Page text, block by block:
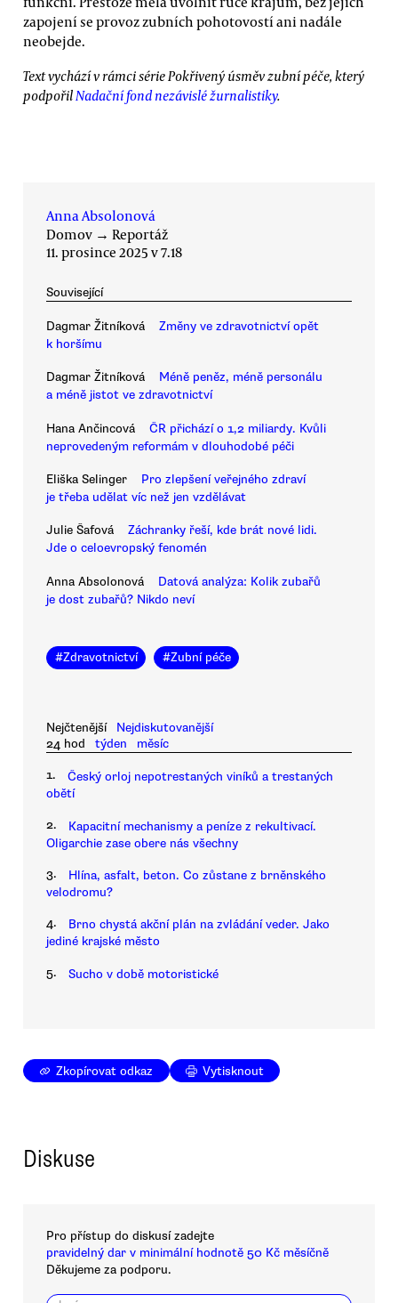
zapojení se provoz zubních pohotovostí ani nadále
neobejde.
Text vychází v rámci série Pokřivený úsměv zubní péče, který
podpořilNadační fond nezávislé žurnalistiky.
Anna Absolonová
Domov → Reportáž
11. prosince 2025 v 7.18
Související
Dagmar Žitníková
Změny ve zdravotnictví opět
k horšímu
Dagmar Žitníková
Méně peněz, méně personálu
a méně jistot ve zdravotnictví
Hana Ančincová
ČR přichází o 1,2 miliardy. Kvůli
neprovedeným reformám v dlouhodobé péči
Eliška Selinger
Pro zlepšení veřejného zdraví
je třeba udělat víc než jen vzdělávat
Julie Šafová
Záchranky řeší, kde brát nové lidi.
Jde o celoevropský fenomén
Anna Absolonová
Datová analýza: Kolik zubařů
je dost zubařů? Nikdo neví
#Zdravotnictví #Zubní péče
Nejčtenější
Nejdiskutovanější
24 hod
týden měsíc
1.
Český orloj nepotrestaných viníků a trestaných
obětí
2.
Kapacitní mechanismy a peníze z rekultivací.
Oligarchie zase obere nás všechny
3.
Hlína, asfalt, beton. Co zůstane z brněnského
velodromu?
4.
Brno chystá akční plán na zvládání veder. Jako
jediné krajské město
5. Sucho v době motoristické
Zkopírovat odkaz Vytisknout
Diskuse
Pro přístup do diskusí zadejte
pravidelný dar v minimální hodnotě 50 Kč měsíčně
Děkujeme za podporu.